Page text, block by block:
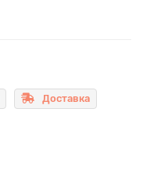
Доставка